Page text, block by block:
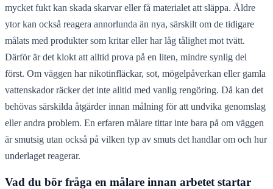
mycket fukt kan skada skarvar eller få materialet att släppa. Äldre
ytor kan också reagera annorlunda än nya, särskilt om de tidigare
målats med produkter som kritar eller har låg tålighet mot tvätt.
Därför är det klokt att alltid prova på en liten, mindre synlig del
först. Om väggen har nikotinfläckar, sot, mögelpåverkan eller gamla
vattenskador räcker det inte alltid med vanlig rengöring. Då kan det
behövas särskilda åtgärder innan målning för att undvika genomslag
eller andra problem. En erfaren målare tittar inte bara på om väggen
är smutsig utan också på vilken typ av smuts det handlar om och hur
underlaget reagerar.
Vad du bör fråga en målare innan arbetet startar